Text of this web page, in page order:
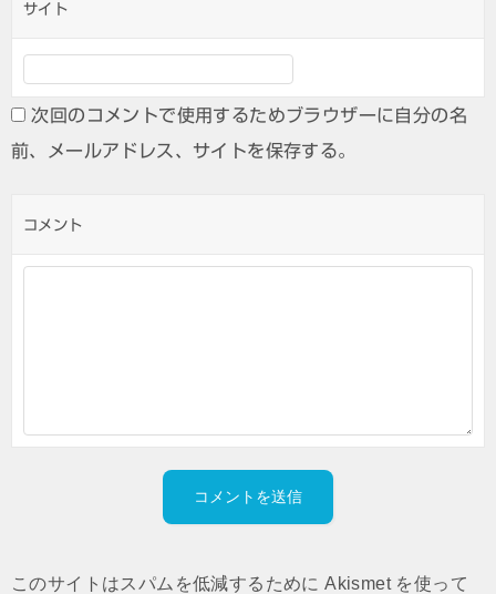
サイト
次回のコメントで使用するためブラウザーに自分の名
前、メールアドレス、サイトを保存する。
コメント
このサイトはスパムを低減するために Akismet を使って